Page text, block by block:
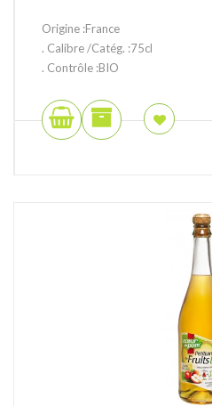
Origine :France
. Calibre /Catég. :75cl
. Contrôle :BIO